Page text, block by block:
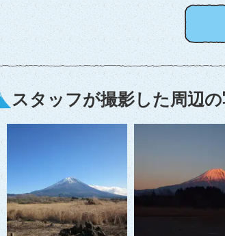
スタッフが撮影した周辺